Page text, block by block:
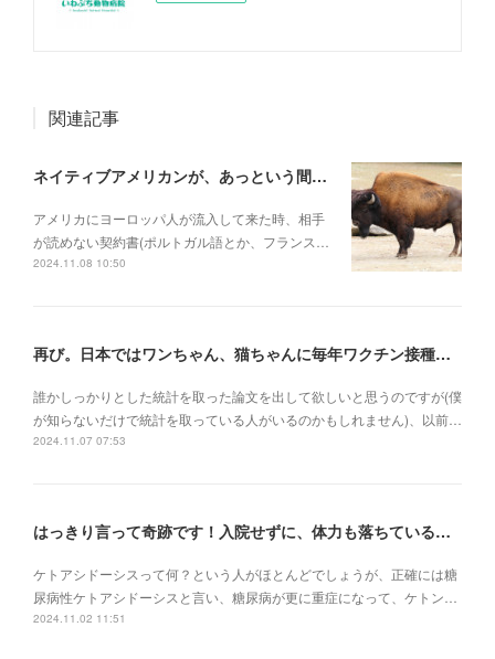
関連記事
ネイティブアメリカンが、あっという間に滅ぼされていった理由
アメリカにヨーロッパ人が流入して来た時、相手
が読めない契約書(ポルトガル語とか、フランス…
2024.11.08 10:50
再び。日本ではワンちゃん、猫ちゃんに毎年ワクチン接種を行うべき理由
誰かしっかりとした統計を取った論文を出して欲しいと思うのですが(僕
が知らないだけで統計を取っている人がいるのかもしれません)、以前…
2024.11.07 07:53
はっきり言って奇跡です！入院せずに、体力も落ちている状況でケトアシドーシスから復活
ケトアシドーシスって何？という人がほとんどでしょうが、正確には糖
尿病性ケトアシドーシスと言い、糖尿病が更に重症になって、ケトン…
2024.11.02 11:51